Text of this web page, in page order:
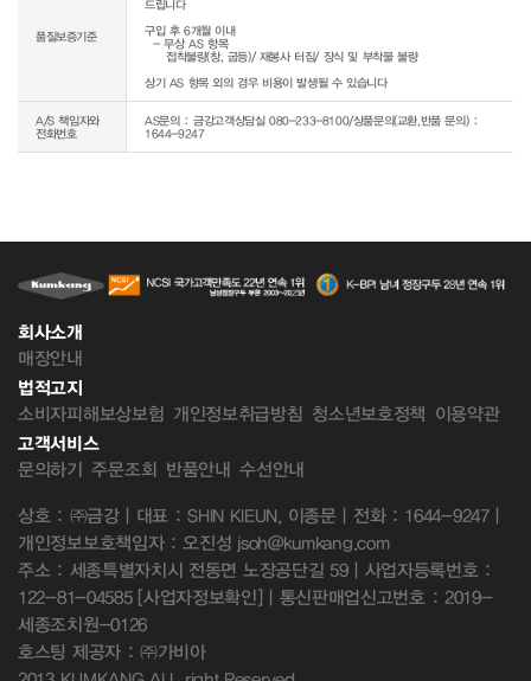
품질보증기준
드립니다
구입 후 6개월 이내
  - 무상 AS 항목
상기 AS 항목 외의 경우 비용이 발생될 수 있습니다
A/S 책임자와
전화번호
AS문의 : 금강고객상담실 080-233-8100/상품문의(교환,반품 문의) :
1644-9247
회사소개
매장안내
법적고지
소비자피해보상보험 개인정보취급방침 청소년보호정책 이용약관
고객서비스
문의하기 주문조회 반품안내 수선안내
상호 : ㈜금강 | 대표 : SHIN KIEUN, 이종문 | 전화 : 1644-9247 |
개인정보보호책임자 : 오진성 jsoh@kumkang.com
주소 : 세종특별자치시 전동면 노장공단길 59 | 사업자등록번호 :
122-81-04585 [사업자정보확인] | 통신판매업신고번호 : 2019-
세종조치원-0126
호스팅 제공자 : ㈜가비아